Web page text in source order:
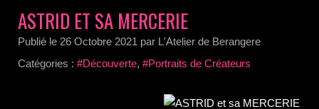
ASTRID ET SA MERCERIE
Publié le 26 Octobre 2021 par L'Atelier de Berangere
Catégories : #Découverte, #Portraits de Créateurs